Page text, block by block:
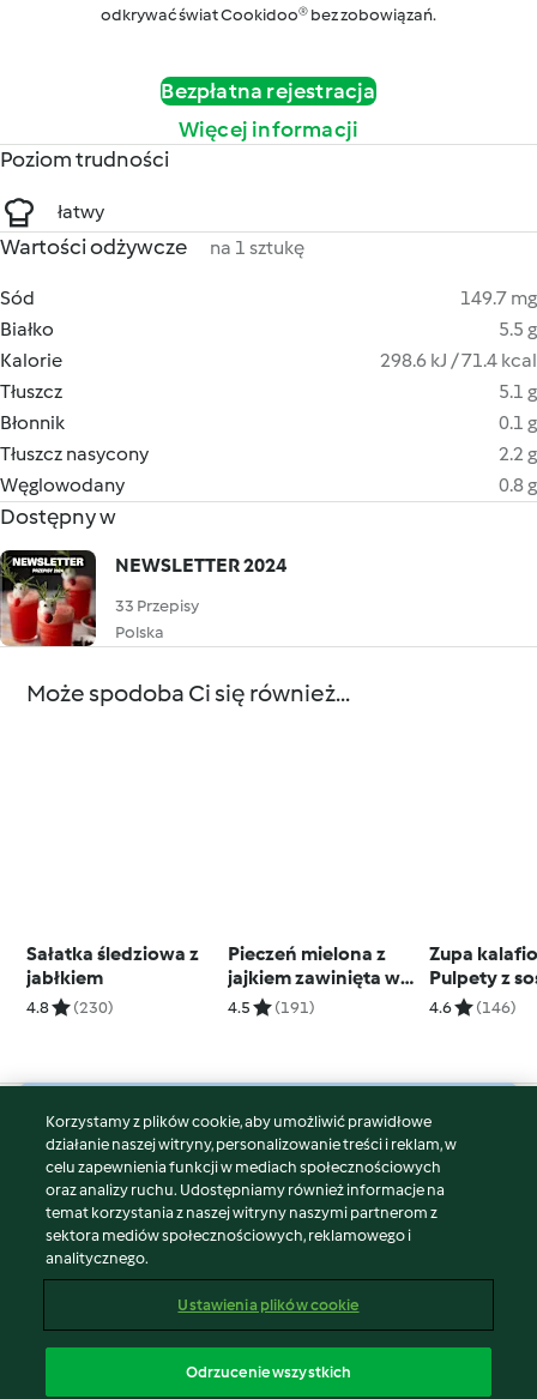
odkrywać świat Cookidoo® bez zobowiązań.
Bezpłatna rejestracja
Więcej informacji
Poziom trudności
łatwy
Wartości odżywcze na 1 sztukę
Sód
149.7 mg
Białko
5.5 g
Kalorie
298.6 kJ / 71.4 kcal
Tłuszcz
5.1 g
Błonnik
0.1 g
Tłuszcz nasycony
2.2 g
Węglowodany
0.8 g
Dostępny w
NEWSLETTER 2024
33 Przepisy
Polska
Może spodoba Ci się również...
Sałatka śledziowa z
jabłkiem
4.8 (230)
Pieczeń mielona z
jajkiem zawinięta w
boczek
4.5 (191)
Zupa
Pulpety z
kurkowym i
4.6 (146)
© Copyright 2026
Warunki korzystania
Polityka prywatności
Disclaimer
Znak wydawcy
Zgłoś treść
Oświadczenie o dostępności
Korzystamy z plików cookie, aby umożliwić prawidłowe
działanie naszej witryny, personalizowanie treści i reklam, w
celu zapewnienia funkcji w mediach społecznościowych
oraz analizy ruchu. Udostępniamy również informacje na
temat korzystania z naszej witryny naszymi partnerom z
sektora mediów społecznościowych, reklamowego i
analitycznego.
Ustawienia plików cookie
Odrzucenie wszystkich